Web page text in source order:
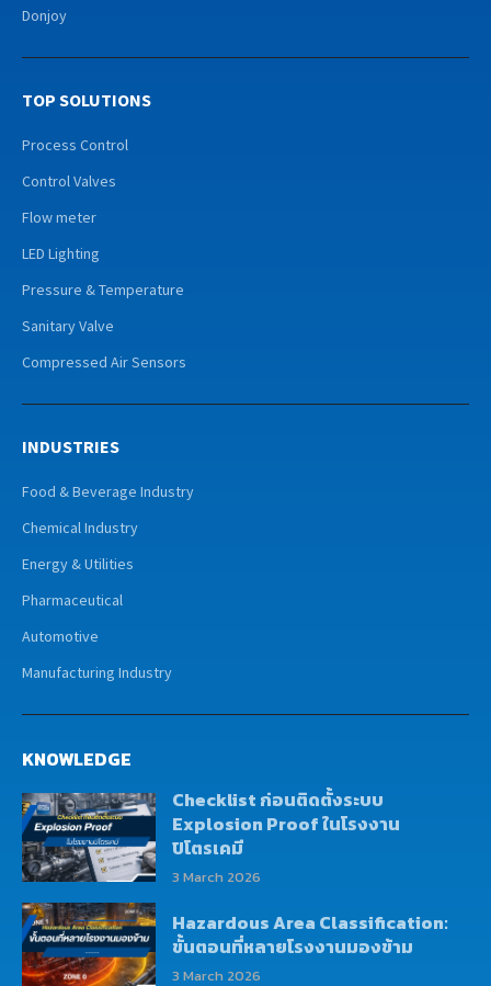
Donjoy
TOP SOLUTIONS
Process Control
Control Valves
Flow meter
LED Lighting
Pressure & Temperature
Sanitary Valve
Compressed Air Sensors
INDUSTRIES
Food & Beverage Industry
Chemical Industry
Energy & Utilities
Pharmaceutical
Automotive
Manufacturing Industry
KNOWLEDGE
Checklist ก่อนติดตั้งระบบ
Explosion Proof ในโรงงาน
ปิโตรเคมี
3 March 2026
Hazardous Area Classification:
ขั้นตอนที่หลายโรงงานมองข้าม
3 March 2026